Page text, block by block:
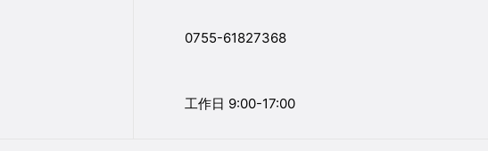
0755-61827368
工作日 9:00-17:00